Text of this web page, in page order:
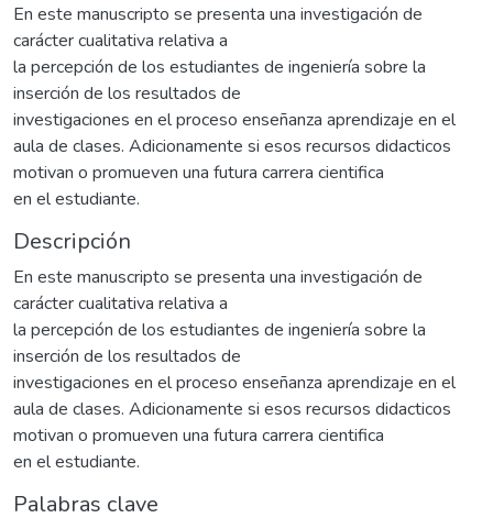
En este manuscripto se presenta una investigación de
carácter cualitativa relativa a
la percepción de los estudiantes de ingeniería sobre la
inserción de los resultados de
investigaciones en el proceso enseñanza aprendizaje en el
aula de clases. Adicionamente si esos recursos didacticos
motivan o promueven una futura carrera cientifica
en el estudiante.
Descripción
En este manuscripto se presenta una investigación de
carácter cualitativa relativa a
la percepción de los estudiantes de ingeniería sobre la
inserción de los resultados de
investigaciones en el proceso enseñanza aprendizaje en el
aula de clases. Adicionamente si esos recursos didacticos
motivan o promueven una futura carrera cientifica
en el estudiante.
Palabras clave